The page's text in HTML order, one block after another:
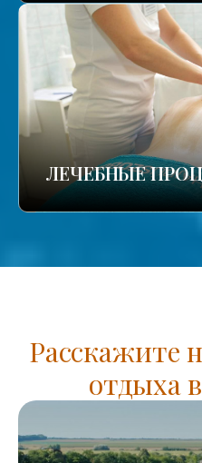
ЛЕЧЕБНЫЕ
Расскажите
отдыха